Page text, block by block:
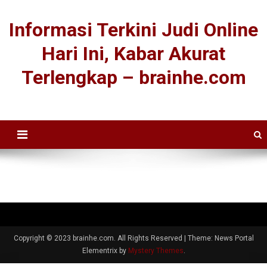
Informasi Terkini Judi Online
Hari Ini, Kabar Akurat
Terlengkap – brainhe.com
Copyright © 2023 brainhe.com. All Rights Reserved
Theme: News Portal
Elementrix by Mystery Themes.